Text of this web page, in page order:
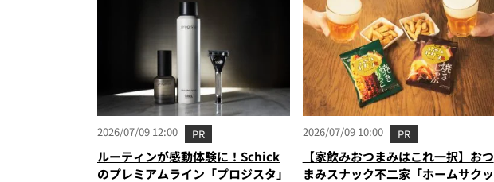
2026/07/09 12:00 PR
ルーティンが感動体験に！Schick
のプレミアムライン「プロジスタ」
2026/07/09 10:00 PR
【家飲みおつまみはこれ一択】おつ
まみスナック不二家「ホームサクッ